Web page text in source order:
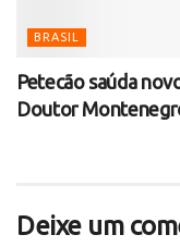
BRASIL
Petecão saúda
Doutor
Deixe um